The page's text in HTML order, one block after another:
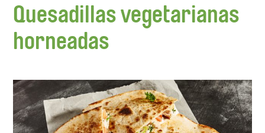
Quesadillas vegetarianas
horneadas